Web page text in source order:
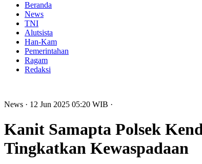
Beranda
News
TNI
Alutsista
Han-Kam
Pemerintahan
Ragam
Redaksi
News · 12 Jun 2025 05:20 WIB ·
Kanit Samapta Polsek
Tingkatkan Kewaspadaan